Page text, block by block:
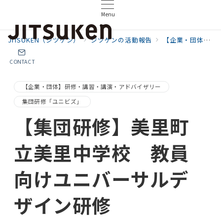
Menu
CONTACT
JITSUKEN（ジツケン） ジツケンの活動報告 【企業・団体】研修・講習・講演・アドバイザリー
【企業・団体】研修・講習・講演・アドバイザリー
集団研修「ユニビズ」
【集団研修】美里町
立美里中学校 教員
向けユニバーサルデ
ザイン研修